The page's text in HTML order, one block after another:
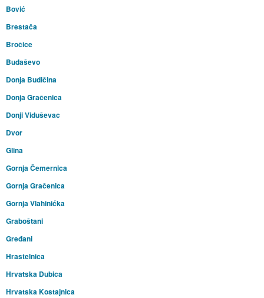
Bović
Brestača
Bročice
Budaševo
Donja Budičina
Donja Gračenica
Donji Viduševac
Dvor
Glina
Gornja Čemernica
Gornja Gračenica
Gornja Vlahinićka
Graboštani
Gređani
Hrastelnica
Hrvatska Dubica
Hrvatska Kostajnica